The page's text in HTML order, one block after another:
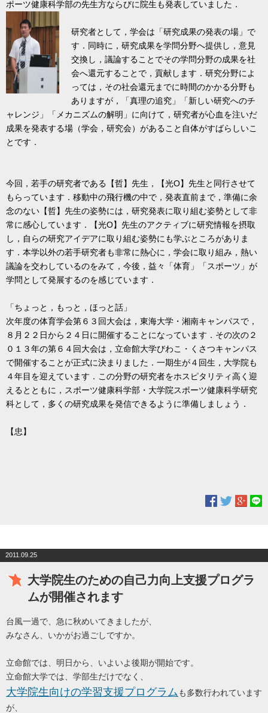
ポーツ健康科学部の先生方ならびに院生も発表していました．
研究者として，学会は「研究成果の発表の場」で
す．同時に，研究成果を学問分野へ提供し，意見
交換し，議論することでその学問分野の成果を社
会へ還元することで，貢献します．研究分野によ
っては，その社会還元までに時間のかかる分野も
ありますが，「真理の追究」「新しい研究へのチ
ャレンジ」「メカニズムの解明」に向けて，研究者が心血を注いだ
成果を発表する場（学会，研究会）があること自体がすばらしいこ
とです．
今回，若手の研究者である【哲】先生，【光O】先生と同行させて
もらっています．移動中の飛行機の中で，発表直前まで，準備に余
念のない【哲】先生の姿勢には，研究発表に取り組む姿勢として非
常に感心しています．【光O】先生のアクティブに研究情報を摂取
し，自らの研究アイデアに取り組む姿勢にも学ぶところがありま
す．本学以外の若手研究者も非常に熱心に，学会に取り組み，熱い
議論を交わしているのをみて，今後，益々「体育」「スポーツ」が
学問として発展するのを感じています．
「ちょっと，もっと，ほっと話」
次年度の体育学会第６３回大会は，東海大学・湘南キャンパスで，
８月２２日から２４日に開催することになっています．その次の２
０１３年の第６４回大会は，立命館大学びわこ・くさつキャンパス
で開催することが正式に決まりました．一期生が４回生，大学院も
４年目を迎えています．この分野の研究者をホスピタリティ高く迎
えるとともに，スポーツ健康科学部・大学院スポーツ健康科学研究
科として，多くの研究成果を発信できるように準備しましょう．
【忠】
2011.09.25
大学院生のための自己力向上支援プログラ
ムが開催されます
台風一過で、急に秋めいてきましたが、
みなさん、いかがお過ごしですか。
立命館では、明日から、いよいよ後期が開始です。
立命館大学では、学部生だけでなく、
大学院生向けの学習支援プログラム も多数行われています
が、